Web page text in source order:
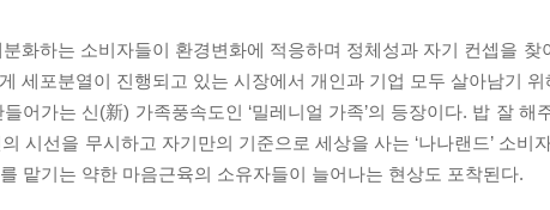
화하는 소비자들이 환경변화에 적응하며 정체성과 자기 컨셉을 찾
세포분열이 진행되고 있는 시장에서 개인과 기업 모두 살아남기 위
어가는 신(新) 가족풍속도인 ‘밀레니얼 가족’의 등장이다. 밥 잘 해
시선을 무시하고 자기만의 기준으로 세상을 사는 ‘나나랜드’ 소비
맡기는 약한 마음근육의 소유자들이 늘어나는 현상도 포착된다.